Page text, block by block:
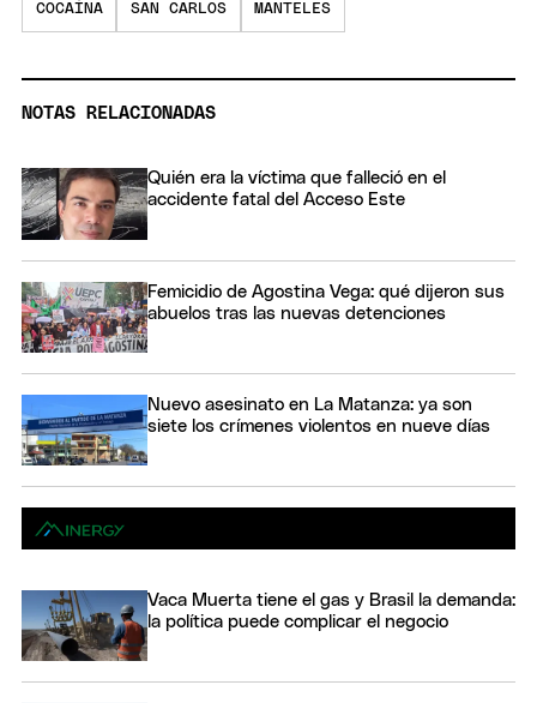
COCAÍNA SAN CARLOS MANTELES
NOTAS RELACIONADAS
Quién era la víctima que falleció en el
accidente fatal del Acceso Este
Femicidio de Agostina Vega: qué dijeron sus
abuelos tras las nuevas detenciones
Nuevo asesinato en La Matanza: ya son
siete los crímenes violentos en nueve días
Vaca Muerta tiene el gas y Brasil la demanda:
la política puede complicar el negocio